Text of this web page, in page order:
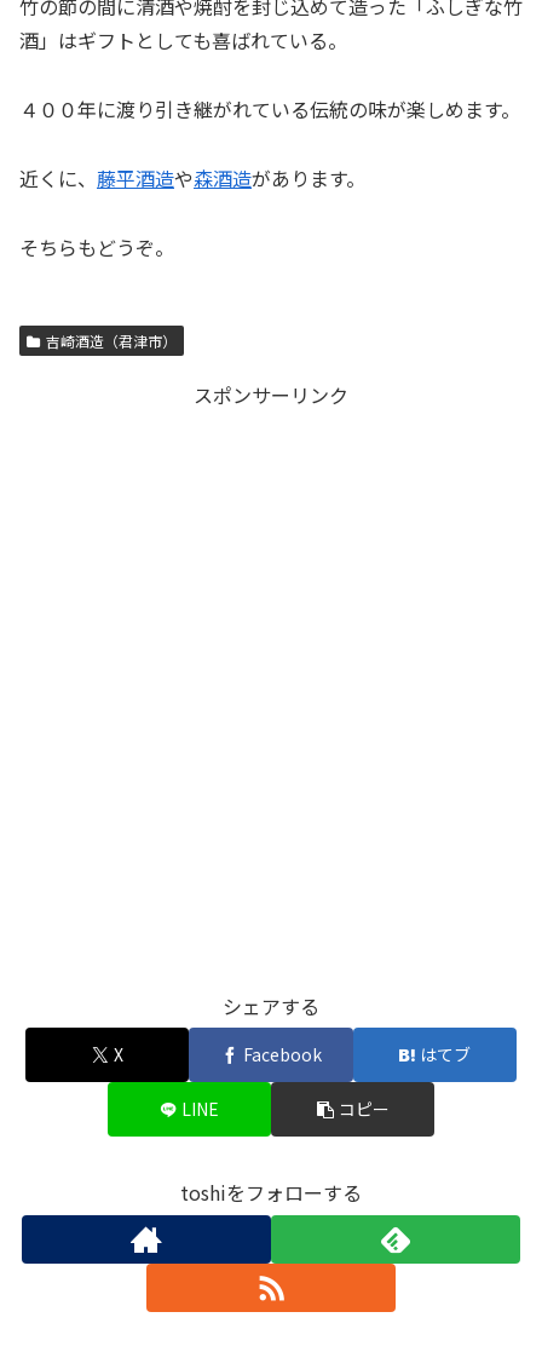
竹の節の間に清酒や焼酎を封じ込めて造った「ふしぎな竹
酒」はギフトとしても喜ばれている。
４００年に渡り引き継がれている伝統の味が楽しめます。
近くに、 藤平酒造や森酒造があります。
そちらもどうぞ。
吉崎酒造（君津市）
スポンサーリンク
シェアする
X Facebook はてブ
LINE コピー
toshiをフォローする